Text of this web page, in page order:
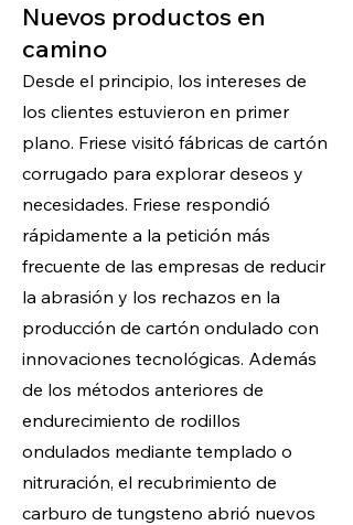
Nuevos productos en
camino
Desde el principio, los intereses de
los clientes estuvieron en primer
plano. Friese visitó fábricas de cartón
corrugado para explorar deseos y
necesidades. Friese respondió
rápidamente a la petición más
frecuente de las empresas de reducir
la abrasión y los rechazos en la
producción de cartón ondulado con
innovaciones tecnológicas. Además
de los métodos anteriores de
endurecimiento de rodillos
ondulados mediante templado o
nitruración, el recubrimiento de
carburo de tungsteno abrió nuevos